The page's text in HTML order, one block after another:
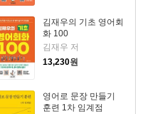
김재우의 기초 영어회
화 100
김재우 저
13,230원
영어로 문장 만들기
훈련 1차 임계점